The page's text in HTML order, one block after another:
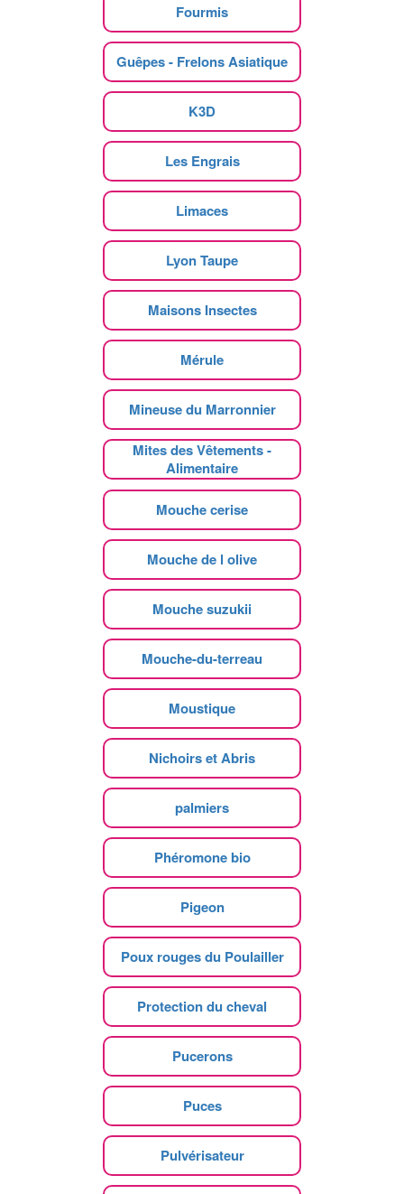
Fourmis
Guêpes - Frelons Asiatique
K3D
Les Engrais
Limaces
Lyon Taupe
Maisons Insectes
Mérule
Mineuse du Marronnier
Mites des Vêtements -
Alimentaire
Mouche cerise
Mouche de l olive
Mouche suzukii
Mouche-du-terreau
Moustique
Nichoirs et Abris
palmiers
Phéromone bio
Pigeon
Poux rouges du Poulailler
Protection du cheval
Pucerons
Puces
Pulvérisateur